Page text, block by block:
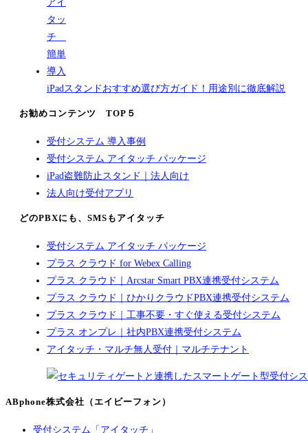
iPadスタンドおすすめ選び方ガイド！用途別に徹底解説
お勧めコンテンツ TOP５
受付システム 導入事例
受付システム アイタッチ パッケージ
iPad盗難防止スタンド｜法人向け
法人向け受付アプリ
どのPBXにも、SMSもアイタッチ
受付システム アイタッチ パッケージ
プラス クラウド for Webex Calling
プラス クラウド｜Arcstar Smart PBX連携受付システム
プラス クラウド｜ひかりクラウドPBX連携受付システム
プラス クラウド｜工事不要・すぐ使える受付システム
プラス オンプレ｜社内PBX連携受付システム
アイタッチ・マルチ無人受付｜マルチテナント
ABphone株式会社（エイビーフォン）
受付システム「アイタッチ」